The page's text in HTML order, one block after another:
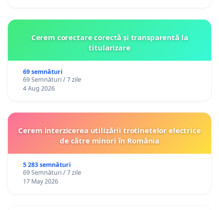
Cerem corectare corectă și transparentă la
titularizare
69 semnături
69 Semnături / 7 zile
4 Aug 2026
Cerem interzicerea utilizării trotinetelor electrice
de către minori în România
5 283 semnături
69 Semnături / 7 zile
17 May 2026